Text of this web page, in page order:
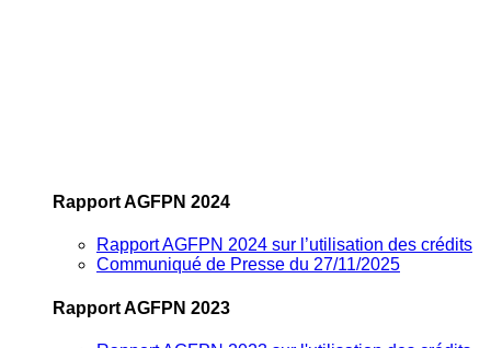
Rapport AGFPN 2024
Rapport AGFPN 2024 sur l’utilisation des crédits
Communiqué de Presse du 27/11/2025
Rapport AGFPN 2023